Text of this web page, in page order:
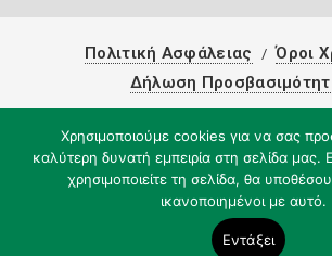
Πολιτική Ασφάλειας
Όροι
Δήλωση
Χρησιμοποιούμε cookies για να σας
καλύτερη δυνατή εμπειρία στη σελίδα μας.
χρησιμοποιείτε τη σελίδα, θα
ικανοποιημένοι με αυτό.
Εντάξει